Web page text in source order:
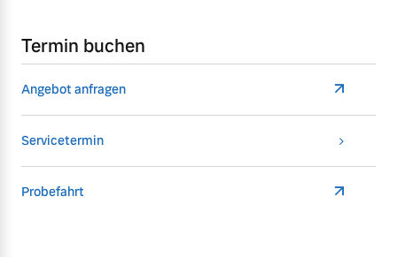
Termin buchen
Angebot anfragen
Servicetermin
Probefahrt